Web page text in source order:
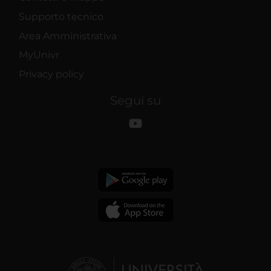
Supporto tecnico
Area Amministrativa
MyUnivr
Privacy policy
Segui su